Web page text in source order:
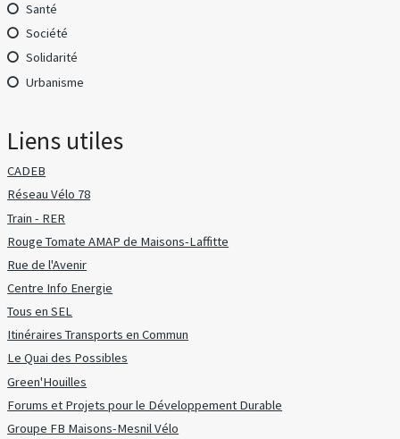
Santé
Société
Solidarité
Urbanisme
Liens utiles
CADEB
Réseau Vélo 78
Train - RER
Rouge Tomate AMAP de Maisons-Laffitte
Rue de l'Avenir
Centre Info Energie
Tous en SEL
Itinéraires Transports en Commun
Le Quai des Possibles
Green'Houilles
Forums et Projets pour le Développement Durable
Groupe FB Maisons-Mesnil Vélo